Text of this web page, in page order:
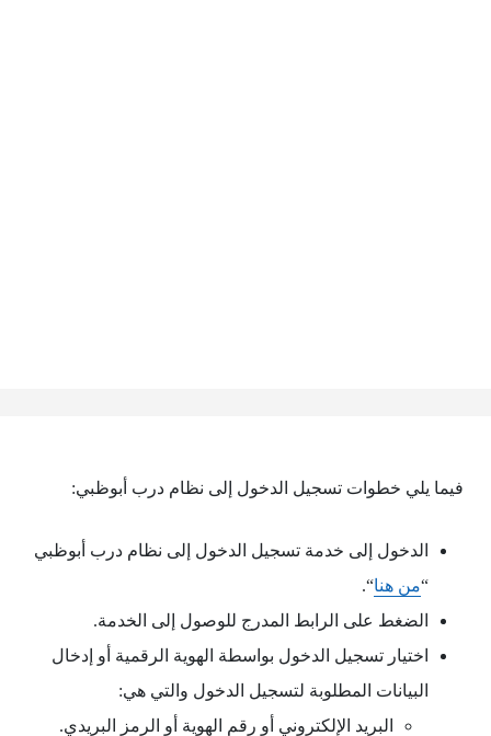
فيما يلي خطوات تسجيل الدخول إلى نظام درب أبوظبي:
الدخول إلى خدمة تسجيل الدخول إلى نظام درب أبوظبي
“من هنا“.
الضغط على الرابط المدرج للوصول إلى الخدمة.
اختيار تسجيل الدخول بواسطة الهوية الرقمية أو إدخال
البيانات المطلوبة لتسجيل الدخول والتي هي:
البريد الإلكتروني أو رقم الهوية أو الرمز البريدي.